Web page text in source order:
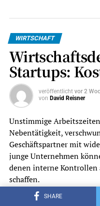
SHARE
WIRTSCHAFT
Startups:
veröffentlicht vor 2
von David Reisner
Unstimmige
Nebentätigkeit,
Geschäftspartner mit
junge Unternehmen
denen interne
schaffen.
Eine Wirtschaftsdetektei